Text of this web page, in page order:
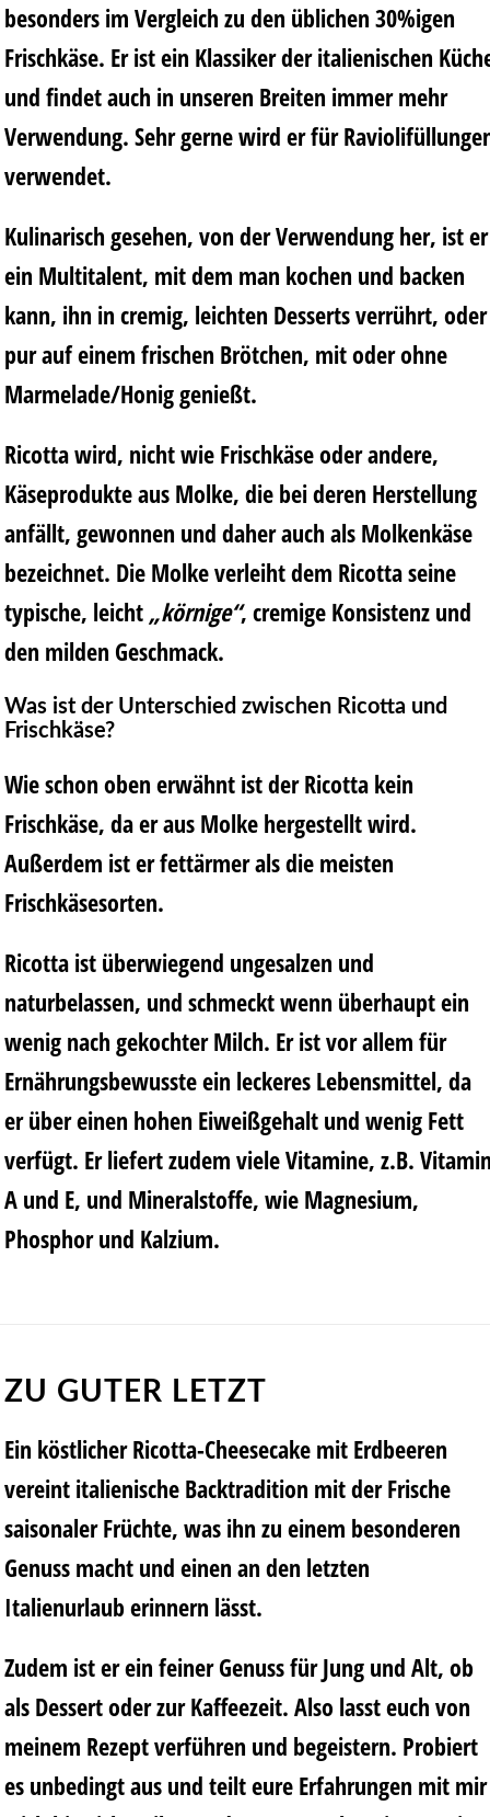
besonders im Vergleich zu den üblichen 30%igen
Frischkäse. Er ist ein Klassiker der italienischen
und findet auch in unseren Breiten immer mehr
Verwendung. Sehr gerne wird er für
verwendet.
Kulinarisch gesehen, von der Verwendung her, ist er
ein Multitalent, mit dem man kochen und backen
kann, ihn in cremig, leichten Desserts verrührt, oder
pur auf einem frischen Brötchen, mit oder ohne
Marmelade/Honig genießt.
Ricotta wird, nicht wie Frischkäse oder andere,
Käseprodukte aus Molke, die bei deren Herstellung
anfällt, gewonnen und daher auch als Molkenkäse
bezeichnet. Die Molke verleiht dem Ricotta seine
typische, leicht „körnige“, cremige Konsistenz und
den milden Geschmack.
Was ist der Unterschied zwischen Ricotta und
Frischkäse?
Wie schon oben erwähnt ist der Ricotta kein
Frischkäse, da er aus Molke hergestellt wird.
Außerdem ist er fettärmer als die meisten
Frischkäsesorten.
Ricotta ist überwiegend ungesalzen und
naturbelassen, und schmeckt wenn überhaupt ein
wenig nach gekochter Milch. Er ist vor allem für
Ernährungsbewusste ein leckeres Lebensmittel, da
er über einen hohen Eiweißgehalt und wenig Fett
verfügt. Er liefert zudem viele Vitamine, z.B.
A und E, und Mineralstoffe, wie Magnesium,
Phosphor und Kalzium.
ZU GUTER LETZT
Ein köstlicher Ricotta-Cheesecake mit Erdbeeren
vereint italienische Backtradition mit der Frische
saisonaler Früchte, was ihn zu einem besonderen
Genuss macht und einen an den letzten
Italienurlaub erinnern lässt.
Zudem ist er ein feiner Genuss für Jung und Alt, ob
als Dessert oder zur Kaffeezeit. Also lasst euch von
meinem Rezept verführen und begeistern. Probiert
es unbedingt aus und teilt eure Erfahrungen mit mir